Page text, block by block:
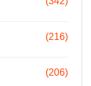
(216)
(206)